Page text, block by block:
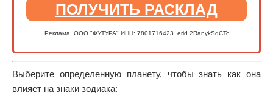
ПОЛУЧИТЬ РАСКЛАД
Реклама. ООО "ФУТУРА" ИНН: 7801716423. erid 2RanykSqCTc
Выберите определенную планету, чтобы знать как она
влияет на знаки зодиака: